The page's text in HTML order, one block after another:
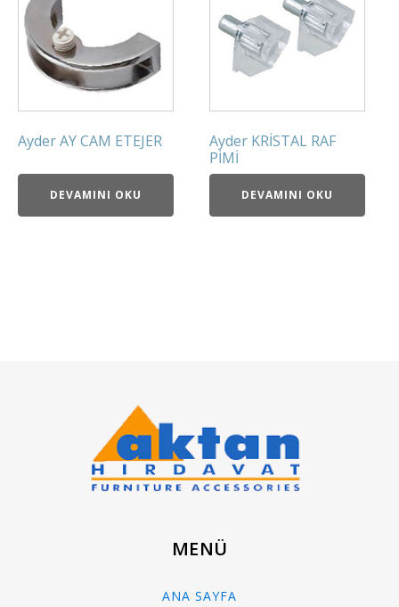
Ayder AY CAM ETEJER
DEVAMINI OKU
Ayder KRİSTAL RAF
PİMİ
DEVAMINI OKU
MENÜ
ANA SAYFA